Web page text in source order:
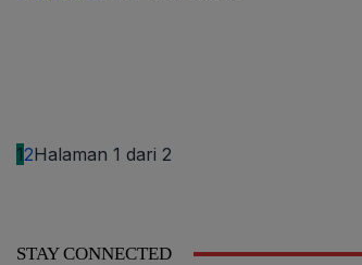
12Halaman 1 dari 2
STAY CONNECTED